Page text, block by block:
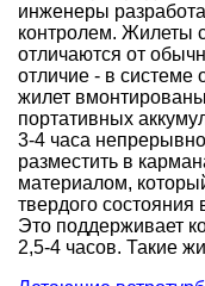
инженеры
контролем. Жилеты
отличаются от
отличие - в системе
жилет
портативных
3-4 часа
разместить в
материалом,
твердого состояния
Это поддерживает
2,5-4 часов. Такие